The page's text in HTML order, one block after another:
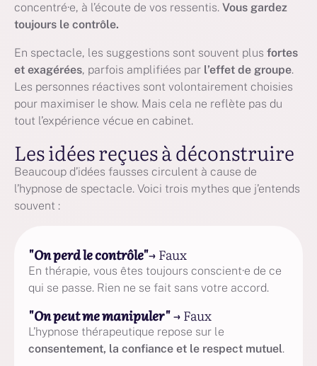
concentré·e, à l’écoute de vos ressentis. Vous gardez
toujours le contrôle.
En spectacle, les suggestions sont souvent plus fortes
et exagérées, parfois amplifiées par l’effet de groupe.
Les personnes réactives sont volontairement choisies
pour maximiser le show. Mais cela ne reflète pas du
tout l’expérience vécue en cabinet.
Les idées reçues à déconstruire
Beaucoup d’idées fausses circulent à cause de
l’hypnose de spectacle. Voici trois mythes que j’entends
souvent :
"On perd le contrôle"→ Faux
En thérapie, vous êtes toujours conscient·e de ce
qui se passe. Rien ne se fait sans votre accord.
"On peut me manipuler"→ Faux
L’hypnose thérapeutique repose sur le
consentement, la confiance et le respect mutuel.